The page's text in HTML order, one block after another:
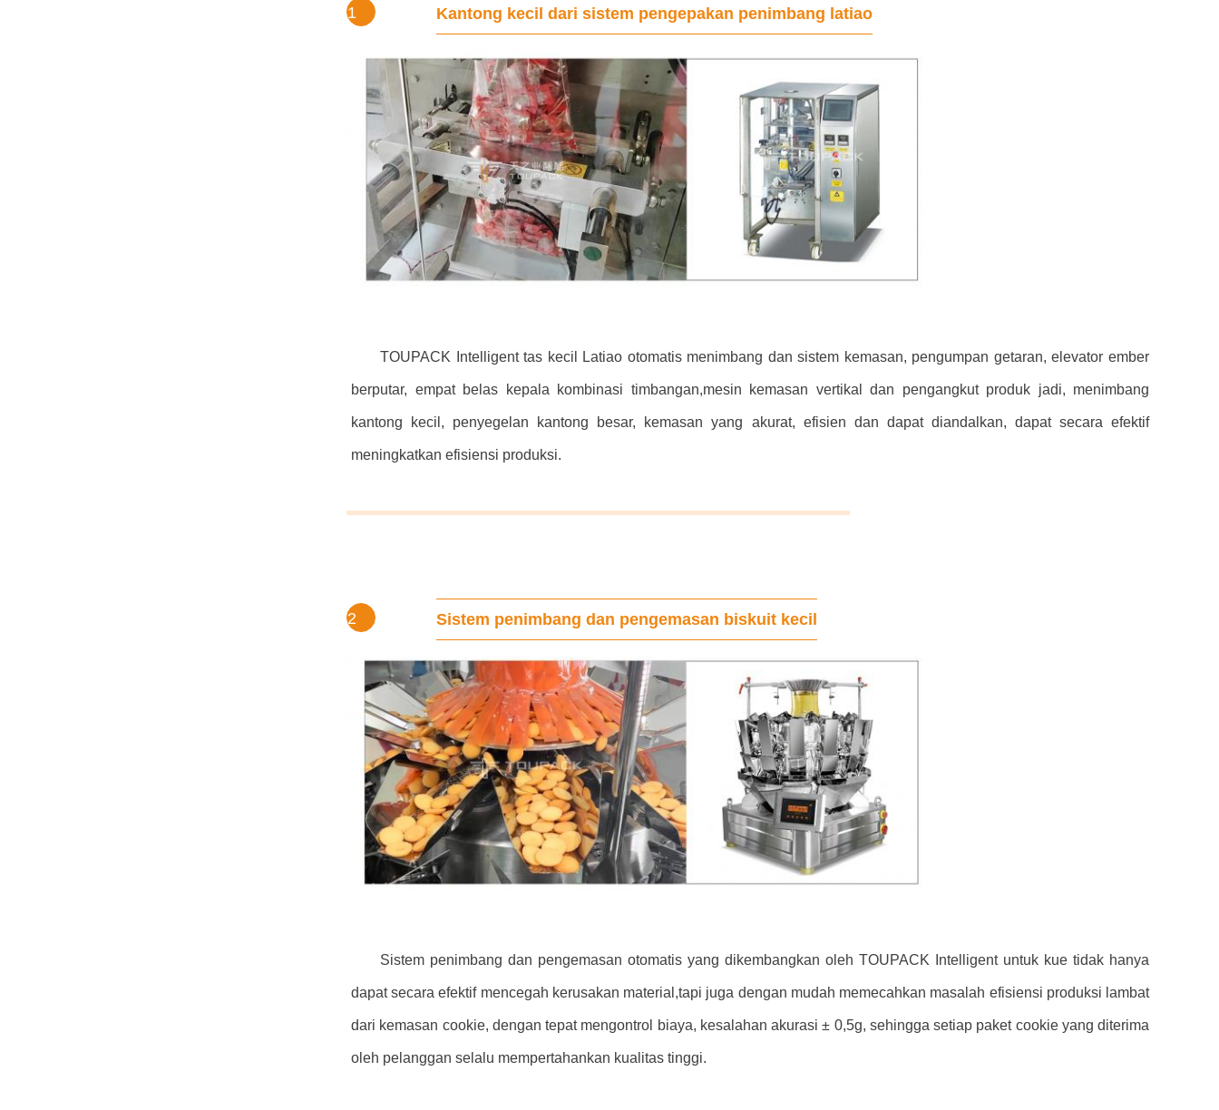
1 Kantong kecil dari sistem pengepakan penimbang latiao
TOUPACK Intelligent tas kecil Latiao otomatis menimbang dan sistem kemasan, pengumpan getaran, elevator ember
berputar, empat belas kepala kombinasi timbangan,mesin kemasan vertikal dan pengangkut produk jadi, menimbang
kantong kecil, penyegelan kantong besar, kemasan yang akurat, efisien dan dapat diandalkan, dapat secara efektif
meningkatkan efisiensi produksi.
2 Sistem penimbang dan pengemasan biskuit kecil
Sistem penimbang dan pengemasan otomatis yang dikembangkan oleh TOUPACK Intelligent untuk kue tidak hanya
dapat secara efektif mencegah kerusakan material,tapi juga dengan mudah memecahkan masalah efisiensi produksi lambat
dari kemasan cookie, dengan tepat mengontrol biaya, kesalahan akurasi ± 0,5g, sehingga setiap paket cookie yang diterima
oleh pelanggan selalu mempertahankan kualitas tinggi.